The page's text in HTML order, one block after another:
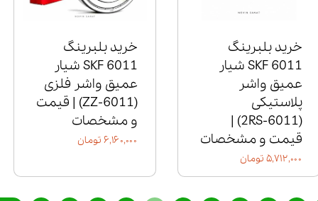
خرید بلبرینگ
6011 SKF شیار
عمیق واشر
پلاستیکی
(6011‑2RS) |
قیمت و مشخصات
۵,۷۱۲,۰۰۰ تومان
خرید بلبرینگ
6011 SKF شیار
عمیق واشر فلزی
(6011‑ZZ) | قیمت
و مشخصات
۶,۱۶۰,۰۰۰ تومان